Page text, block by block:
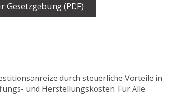
Gesetzgebung (PDF)
durch steuerliche Vorteile in
und Herstellungskosten. Für Alle